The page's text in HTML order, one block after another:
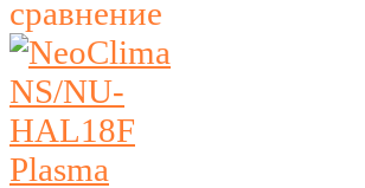
сравнение